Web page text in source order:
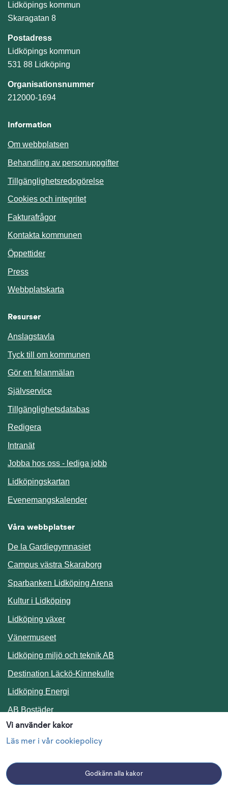
Vi använder kakor
Läs mer i vår cookiepolicy
Godkänn alla kakor
Lidköpings kommun
Skaragatan 8
Postadress
Lidköpings kommun
531 88 Lidköping
Organisationsnummer
212000-1694
Information
Om webbplatsen
Behandling av personuppgifter
Tillgänglighetsredogörelse
Cookies och integritet
Fakturafrågor
Kontakta kommunen
Öppettider
Press
Webbplatskarta
Resurser
Anslagstavla
Tyck till om kommunen
Gör en felanmälan
SjälvserviceLänk till annan webbplats.
TillgänglighetsdatabasLänk till annan webbplats.
Redigera
IntranätLänk till annan webbplats.
Jobba hos oss - lediga jobb
Lidköpingskartan
EvenemangskalenderLänk till annan webbplats.
Våra webbplatser
De la Gardiegymnasiet
Campus västra Skaraborg
Sparbanken Lidköping Arena
Kultur i Lidköping
Lidköping växer
Vänermuseet
Lidköping miljö och teknik AB
Destination Läckö-KinnekulleLänk till annan webbplats.
Lidköping Energi
AB BostäderLänk till annan webbplats.
Följ oss i sociala medier
Linkedin